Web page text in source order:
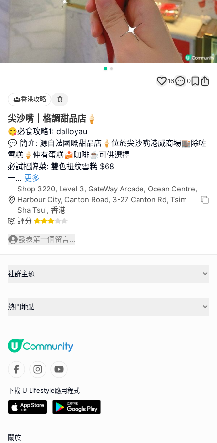
16 0
香港攻略 食
尖沙嘴｜格調甜品店🍦
😋必食攻略1: dalloyau
💬 簡介: 源自法國嘅甜品店🍦位於尖沙嘴港威商場🏬除咗
雪糕🍦仲有蛋糕🍰咖啡☕️可供選擇
必試招牌菜: 雙色扭紋雪糕 $68
一... 更多
Shop 3220, Level 3, GateWay Arcade, Ocean Centre,
Harbour City, Canton Road, 3-27 Canton Rd, Tsim
Sha Tsui, 香港
評分
發表第一個留言...
社群主題
熱門地點
下載 U Lifestyle應用程式
關於